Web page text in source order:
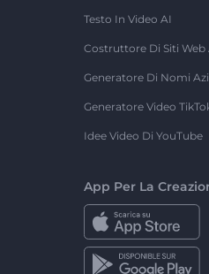
Testo In Video AI
Costruttore Di Siti Web
Generatore Di Nomi
Generatore Video
Idee Video Di YouTube
App Per La